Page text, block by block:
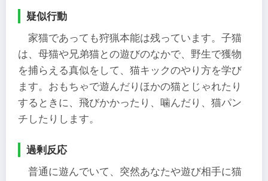
疑似行動
家猫であっても狩猟本能は残っています。子猫
は、母猫や兄弟猫との遊びのなかで、野生で獲物
を捕らえる真似をして、猫キックのやり方を学び
ます。おもちゃで遊んだりほかの猫とじゃれたり
するときに、飛びかかったり、噛んだり、猫パン
チしたりします。
過剰反応
普通に遊んでいて、突然あなたや遊び相手に猫